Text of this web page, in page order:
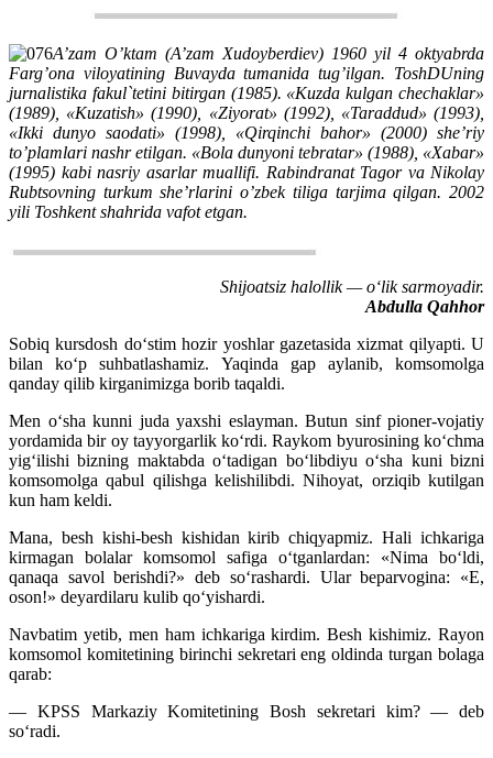
A’zam O’ktam (A’zam Xudoyberdiev) 1960 yil 4 oktyabrda
Farg’ona viloyatining Buvayda tumanida tug’ilgan. ToshDUning
jurnalistika fakul`tetini bitirgan (1985). «Kuzda kulgan chechaklar»
(1989), «Kuzatish» (1990), «Ziyorat» (1992), «Taraddud» (1993),
«Ikki dunyo saodati» (1998), «Qirqinchi bahor» (2000) she’riy
to’plamlari nashr etilgan. «Bola dunyoni tebratar» (1988), «Xabar»
(1995) kabi nasriy asarlar muallifi. Rabindranat Tagor va Nikolay
Rubtsovning turkum she’rlarini o’zbek tiliga tarjima qilgan. 2002
yili Toshkent shahrida vafot etgan.
Shijoatsiz halollik — o‘lik sarmoyadir.
Abdulla Qahhor
Sobiq kursdosh do‘stim hozir yoshlar gazetasida xizmat qilyapti. U
bilan ko‘p suhbatlashamiz. Yaqinda gap aylanib, komsomolga
qanday qilib kirganimizga borib taqaldi.
Men o‘sha kunni juda yaxshi eslayman. Butun sinf pioner-vojatiy
yordamida bir oy tayyorgarlik ko‘rdi. Raykom byurosining ko‘chma
yig‘ilishi bizning maktabda o‘tadigan bo‘libdiyu o‘sha kuni bizni
komsomolga qabul qilishga kelishilibdi. Nihoyat, orziqib kutilgan
kun ham keldi.
Mana, besh kishi-besh kishidan kirib chiqyapmiz. Hali ichkariga
kirmagan bolalar komsomol safiga o‘tganlardan: «Nima bo‘ldi,
qanaqa savol berishdi?» deb so‘rashardi. Ular beparvogina: «E,
oson!» deyardilaru kulib qo‘yishardi.
Navbatim yetib, men ham ichkariga kirdim. Besh kishimiz. Rayon
komsomol komitetining birinchi sekretari eng oldinda turgan bolaga
qarab:
— KPSS Markaziy Komitetining Bosh sekretari kim? — deb
so‘radi.